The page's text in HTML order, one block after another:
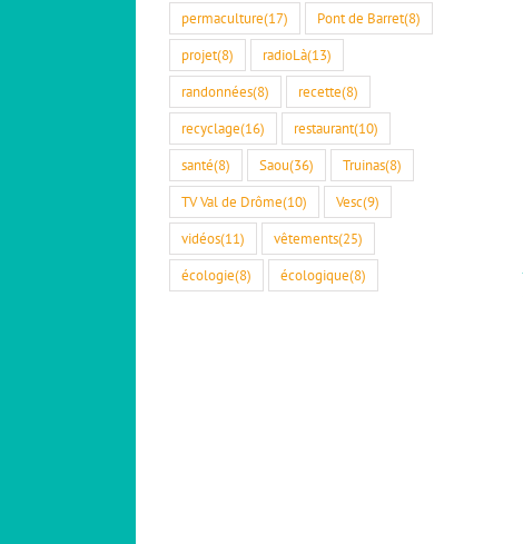
permaculture(17) Pont de Barret(8)
projet(8) radioLà(13)
randonnées(8) recette(8)
recyclage(16) restaurant(10)
santé(8) Saou(36) Truinas(8)
TV Val de Drôme(10) Vesc(9)
vidéos(11) vêtements(25)
écologie(8) écologique(8)